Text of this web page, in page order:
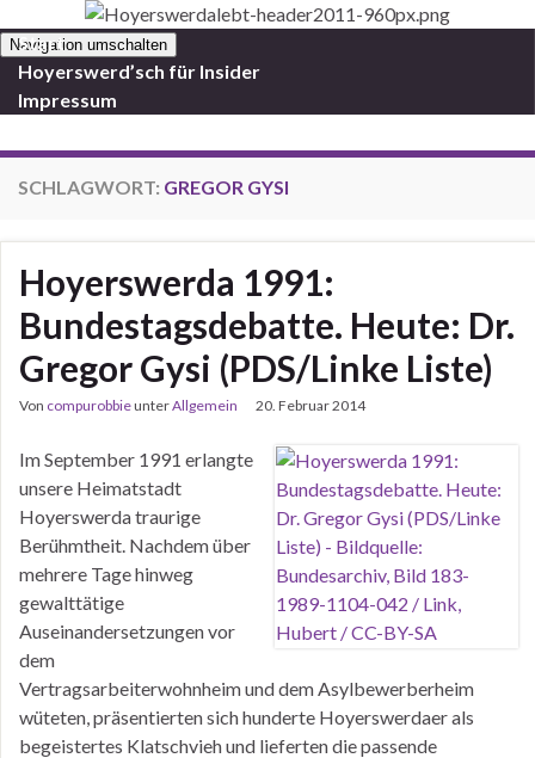
Navigation umschalten
Start
Hoyerswerd’sch für Insider
Impressum
SCHLAGWORT: GREGOR GYSI
Hoyerswerda 1991:
Bundestagsdebatte. Heute: Dr.
Gregor Gysi (PDS/Linke Liste)
Von compurobbieunterAllgemein 20. Februar 2014
Im September 1991 erlangte
unsere Heimatstadt
Hoyerswerda traurige
Berühmtheit. Nachdem über
mehrere Tage hinweg
gewalttätige
Auseinandersetzungen vor
dem
Vertragsarbeiterwohnheim und dem Asylbewerberheim
wüteten, präsentierten sich hunderte Hoyerswerdaer als
begeistertes Klatschvieh und lieferten die passende